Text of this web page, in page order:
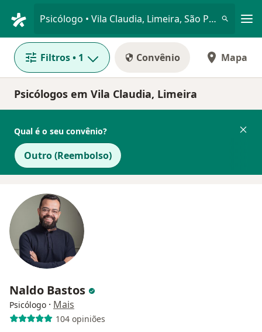
Psicólogo • Vila Claudia, Limeira, São Paulo SP
Filtros• 1 Convênio Mapa
Psicólogos em Vila Claudia, Limeira
Qual é o seu convênio?
Outro (Reembolso)
Naldo Bastos
Psicólogo · Mais
104 opiniões